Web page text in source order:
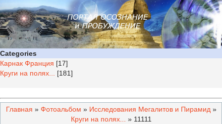
Categories
Карнак Франция [17]
Круги на полях... [181]
Главная » Фотоальбом » Исследования Мегалитов и Пирамид»
Круги на полях... » 11111